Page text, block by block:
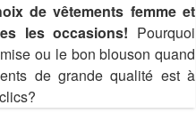
de vêtements femme et
les occasions! Pourquoi
ou le bon blouson quand
de grande qualité est à